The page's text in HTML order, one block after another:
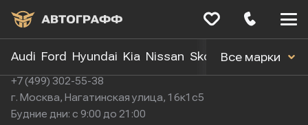
Audi Ford Hyundai Kia Nissan Skoda Toyota
Все марки
+7 (499) 302-55-38
г. Москва, Нагатинская улица, 16к1с5
Будние дни: с 9:00 до 21:00